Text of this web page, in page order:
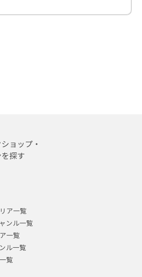
ョップ・
探す
ア一覧
ンル一覧
一覧
ル一覧
覧